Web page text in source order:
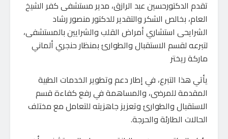
تقدم الدكتورحسين عبد الرازق، مدير مستشفى كفر الشيخ
العام، بخالص الشكر والتقدير للدكتور منصور رشاد
الشرايحى استشاري أمراض القلب والشرايين بالمستشفى،
لتبرعه لقسم الاستقبال والطوارئ بمنظار حنجري ألماني
ماركة ريختر
يأتي هذا التبرع، في إطار دعم وتطوير الخدمات الطبية
المقدمة للمرضى، والمساهمة في رفع كفاءة قسم
الاستقبال والطوارئ وتعزيز جاهزيته للتعامل مع مختلف
الحالات الطارئة والحرجة.